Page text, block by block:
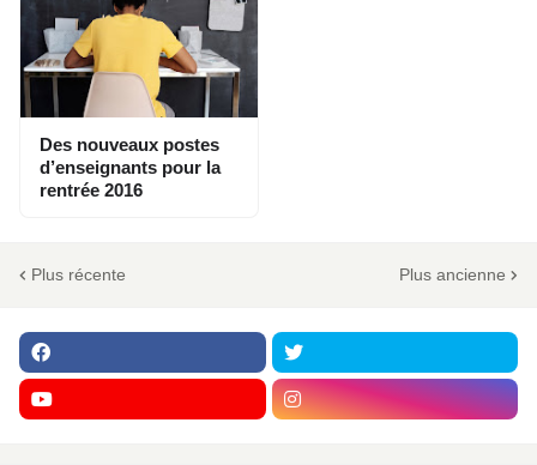
Des nouveaux postes
d’enseignants pour la
rentrée 2016
Plus récente Plus ancienne